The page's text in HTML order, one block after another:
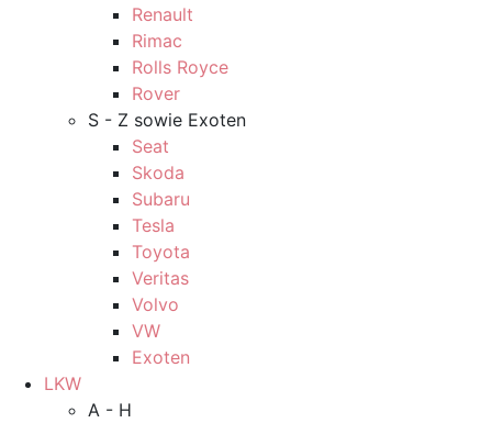
Renault
Rimac
Rolls Royce
Rover
S - Z sowie Exoten
Seat
Skoda
Subaru
Tesla
Toyota
Veritas
Volvo
VW
Exoten
LKW
A - H